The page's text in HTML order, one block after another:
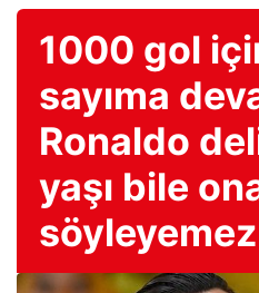
1000 gol
sayıma
Ronaldo
yaşı bile
söyleyemez